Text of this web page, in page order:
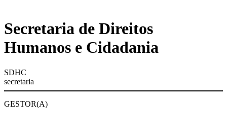
Secretaria de Direitos
Humanos e Cidadania
SDHC
secretaria
GESTOR(A)